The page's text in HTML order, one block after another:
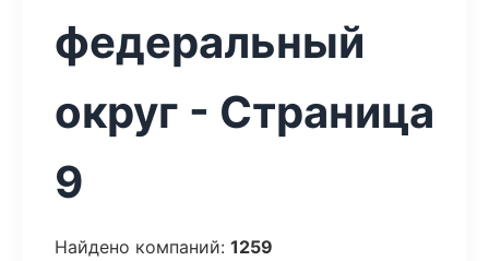
федеральный
округ - Страница
9
Найдено компаний: 1259